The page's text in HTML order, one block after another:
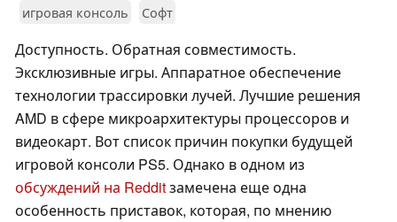
игровая консоль Софт
Доступность. Обратная совместимость.
Эксклюзивные игры. Аппаратное обеспечение
технологии трассировки лучей. Лучшие решения
AMD в сфере микроархитектуры процессоров и
видеокарт. Вот список причин покупки будущей
игровой консоли PS5. Однако в одном из
обсуждений на Redditзамечена еще одна
особенность приставок, которая, по мнению